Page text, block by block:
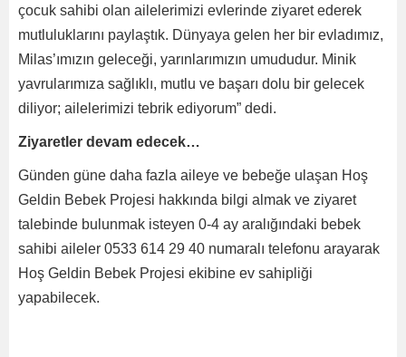
çocuk sahibi olan ailelerimizi evlerinde ziyaret ederek
mutluluklarını paylaştık. Dünyaya gelen her bir evladımız,
Milas’ımızın geleceği, yarınlarımızın umududur. ​Minik
yavrularımıza sağlıklı, mutlu ve başarı dolu bir gelecek
diliyor; ailelerimizi tebrik ediyorum” dedi.
Ziyaretler devam edecek…
Günden güne daha fazla aileye ve bebeğe ulaşan Hoş
Geldin Bebek Projesi hakkında bilgi almak ve ziyaret
talebinde bulunmak isteyen 0-4 ay aralığındaki bebek
sahibi aileler 0533 614 29 40 numaralı telefonu arayarak
Hoş Geldin Bebek Projesi ekibine ev sahipliği
yapabilecek.